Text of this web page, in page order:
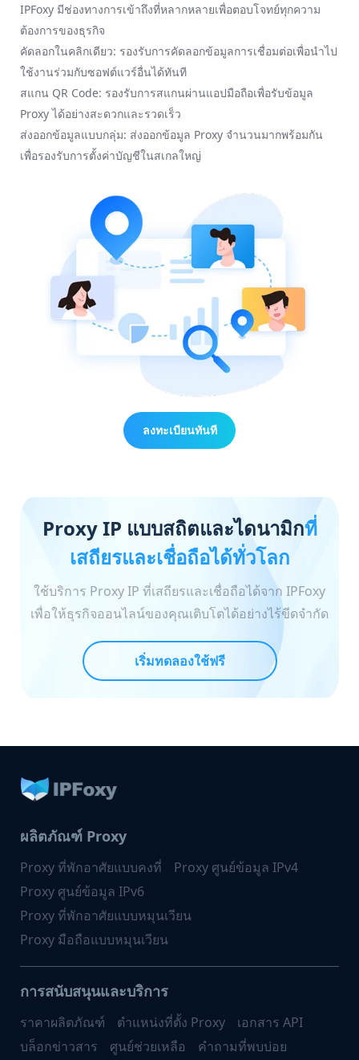
IPFoxy มีช่องทางการเข้าถึงที่หลากหลายเพื่อตอบโจทย์ทุกความ
ต้องการของธุรกิจ
คัดลอกในคลิกเดียว: รองรับการคัดลอกข้อมูลการเชื่อมต่อเพื่อนำไป
ใช้งานร่วมกับซอฟต์แวร์อื่นได้ทันที
สแกน QR Code: รองรับการสแกนผ่านแอปมือถือเพื่อรับข้อมูล
Proxy ได้อย่างสะดวกและรวดเร็ว
ส่งออกข้อมูลแบบกลุ่ม: ส่งออกข้อมูล Proxy จำนวนมากพร้อมกัน
เพื่อรองรับการตั้งค่าบัญชีในสเกลใหญ่
ลงทะเบียนทันที
Proxy IP แบบสถิตและไดนามิกที่
เสถียรและเชื่อถือได้ทั่วโลก
ใช้บริการ Proxy IP ที่เสถียรและเชื่อถือได้จาก IPFoxy
เพื่อให้ธุรกิจออนไลน์ของคุณเติบโตได้อย่างไร้ขีดจำกัด
เริ่มทดลองใช้ฟรี
ผลิตภัณฑ์ Proxy
Proxy ที่พักอาศัยแบบคงที่
Proxy ศูนย์ข้อมูล IPv4
Proxy ศูนย์ข้อมูล IPv6
Proxy ที่พักอาศัยแบบหมุนเวียน
Proxy มือถือแบบหมุนเวียน
การสนับสนุนและบริการ
ราคาผลิตภัณฑ์ ตำแหน่งที่ตั้ง Proxy
เอกสาร API
บล็อกข่าวสาร
ศูนย์ช่วยเหลือ คำถามที่พบบ่อย